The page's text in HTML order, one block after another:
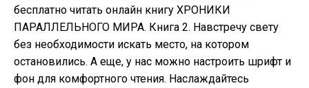
бесплатно читать онлайн книгу ХРОНИКИ
ПАРАЛЛЕЛЬНОГО МИРА. Книга 2. Навстречу свету
без необходимости искать место, на котором
остановились. А еще, у нас можно настроить шрифт и
фон для комфортного чтения. Наслаждайтесь